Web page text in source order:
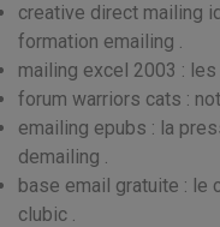
creative direct mailing
formation emailing .
mailing excel 2003 :
forum warriors cats :
emailing epubs : la
demailing .
base email gratuite : le
clubic .